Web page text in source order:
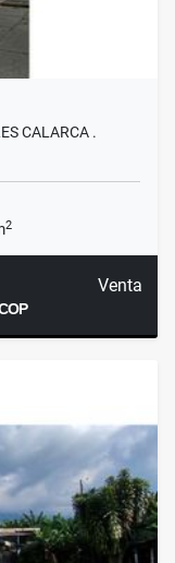
CALARCA .
2
Venta